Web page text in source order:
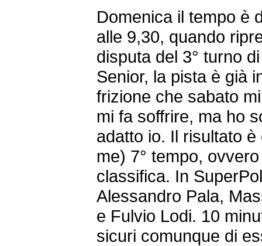
Domenica il tempo è
alle 9,30, quando
disputa del 3° turno
Senior, la pista è già
frizione che sabato
mi fa soffrire, ma ho
adatto io. Il risultato
me) 7° tempo,
classifica. In
Alessandro Pala,
e Fulvio Lodi. 10
sicuri comunque di